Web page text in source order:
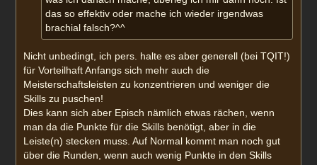
das so effektiv oder mache ich wieder irgendwas
brachial falsch?^^
Nicht unbedingt, ich pers. halte es aber generell (bei TQIT!)
für Vorteilhaft Anfangs sich mehr auch die
Meisterschaftsleisten zu konzentrieren und weniger die
Skills zu puschen!
Dies kann sich aber Episch nämlich etwas rächen, wenn
man da die Punkte für die Skills benötigt, aber in die
Leiste(n) stecken muss. Auf Normal kommt man noch gut
über die Runden, wenn auch wenig Punkte in den Skills